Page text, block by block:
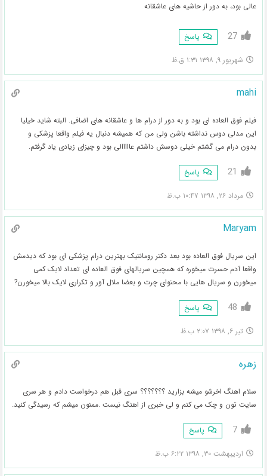
عالی بود، به دور از حاشیه های عاشقانه
27 پاسخ
شهریور ۹, ۱۳۹۸ ۱:۳۱ ق.ظ
mahi
فیلم فوق العاده ای بود و به دور از درام ها و عاشقانه های اضافی. البته شاید خیلیا
این مدلی دوس نداشته باشن ولی من که همیشه دنبال یه فیلم واقعا پزشکی و
بدون درام می گشتم خیلی دوسش داشتم عااااالی بود و چیزای زیادی یاد گرفتم.
21 پاسخ
مرداد ۲۶, ۱۳۹۸ ۱۰:۴۷ ب.ظ
Maryam
این سریال فوق العاده بود بعد دکتر رومانتیک بهترین درام پزشکی ای بود که دیدمش
واقعا آدم حسرت میخوره که همچین سریالهای فوق العاده ای تعداد لایک کمی
میخورن و سریال هایی با محتوای چرت و بعضا ملال آور و تکراری لایک بالا میخورن?
48 پاسخ
تیر ۶, ۱۳۹۸ ۲:۰۷ ب.ظ
زهره
سلام اهنگ اخرشو میشه بزارید ؟؟؟؟؟؟؟ سری قبل هم درخواست دادم و هر سری
سایت تون و چک می کنم و لی خبری از اهنگ نیست .ممنون میشم که رسیدگی کنید.
7 پاسخ
اردیبهشت ۳۰, ۱۳۹۸ ۶:۲۲ ب.ظ